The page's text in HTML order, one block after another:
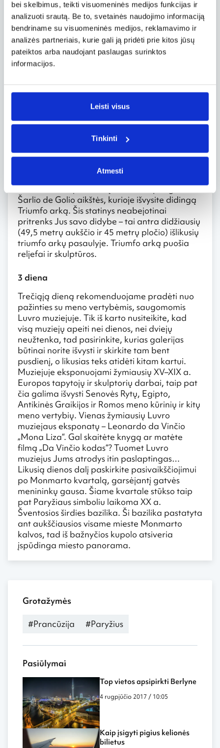
bei skelbimus, teikti visuomeninės medijos funkcijas ir
analizuoti srautą. Be to, svetainės naudojimo informaciją
bendriname su visuomeninės medijos, reklamavimo ir
analizės partneriais, kurie gali ją pridėti prie kitos jūsų
pateiktos arba naudojant paslaugas surinktos
informacijos.
Leisti visus
Tinkinti
Atmesti
Svečiuodamiesi Paryžiuje Jūs tiesiog privalote
nuvykti į kiek toliau nuo miesto centro
įsikūrusius Versalio rūmus. Rekomenduojama
jiems skirti didžiąją antrosios dienos Paryžiuje
dalį. Versalio rūmai – vienas įspūdingiausių
prancūzų klasicizmo architektūros pavyzdžių,
kartu tai vieni didžiausių ir puošniausių rūmų
Sugrįžę į miesto centrą praleiskite vakarą
jaukiai šurmuliuojančioje Eliziejaus laukų
aveniu – tai žavinga gatvė, kurioje įsikūrę
daugybė kavinių, restoranų ir madingų
parduotuvių (žymiausios Paryžiaus
parduotuvės). Tai puiki proga Paryžių pažinti
ne tik kaip kultūros, bet ir kaip trykštantį
gyvybingumu, madingą ir puikia virtuve
Nueikite Eliziejaus laukų aveniu iki pat galo – iki
Šarlio de Golio aikštės, kurioje išvysite didingą
Triumfo arką. Šis statinys neabejotinai
pritrenks Jus savo didybe – tai antra didžiausių
(49,5 metrų aukščio ir 45 metrų pločio) išlikusių
triumfo arkų pasaulyje. Triumfo arką puošia
reljefai ir skulptūros.
3 diena
Trečiąją dieną rekomenduojame pradėti nuo
pažinties su meno vertybėmis, saugomomis
Luvro muziejuje. Tik iš karto nusiteikite, kad
visą muziejų apeiti nei dienos, nei dviejų
neužtenka, tad pasirinkite, kurias galerijas
būtinai norite išvysti ir skirkite tam bent
pusdienį, o likusias teks atidėti kitam kartui.
Muziejuje eksponuojami žymiausių XV–XIX a.
Europos tapytojų ir skulptorių darbai, taip pat
čia galima išvysti Senovės Rytų, Egipto,
Antikinės Graikijos ir Romos meno kūrinių ir kitų
meno vertybių. Vienas žymiausių Luvro
muziejaus eksponatų – Leonardo da Vinčio
„Mona Liza“. Gal skaitėte knygą ar matėte
filmą „Da Vinčio kodas“? Tuomet Luvro
muziejus Jums atrodys itin paslaptingas…
Likusią dienos dalį paskirkite pasivaikščiojimui
po Monmarto kvartalą, garsėjantį gatvės
menininkų gausa. Šiame kvartale stūkso taip
pat Paryžiaus simboliu laikoma XX a.
Šventosios širdies bazilika. Ši bazilika pastatyta
ant aukščiausios visame mieste Monmarto
kalvos, tad iš bažnyčios kupolo atsiveria
įspūdinga miesto panorama.
Grotažymės
#Prancūzija #Paryžius
Pasiūlymai
Top vietos apsipirkti Berlyne
4 rugpjūčio 2017 / 10:05
Kaip įsigyti pigius kelionės
bilietus